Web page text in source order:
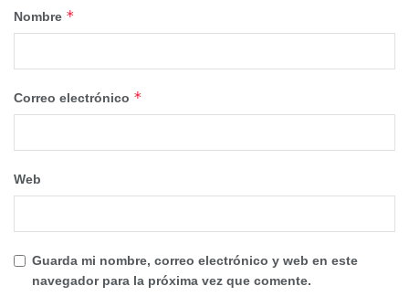
Nombre *
Correo electrónico *
Web
Guarda mi nombre, correo electrónico y web en este
navegador para la próxima vez que comente.